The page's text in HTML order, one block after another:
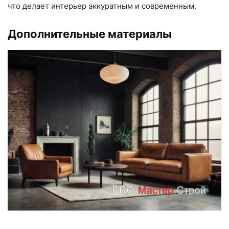
что делает интерьер аккуратным и современным.
Дополнительные материалы